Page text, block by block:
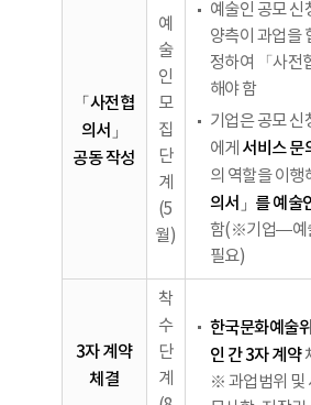
「사전협
의서」
공동 작성
예
술
인
모
집
단
계
(5
월)
예술인 공모 신
양측이 과업을
정하여 「사전
해야 함
기업은 공모 신
에게 서비스 문
의 역할을 이행
의서」를 예술
함(※기업—예
필요)
3자 계약
체결
착
수
단
계
한국문화예술
인 간 3자 계약
※ 과업범위 및